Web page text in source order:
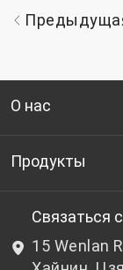
О нас
Кто мы
НИОКР
Новости и
Продукты
Связаться
15 Wenlan